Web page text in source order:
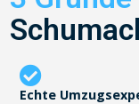
Echte